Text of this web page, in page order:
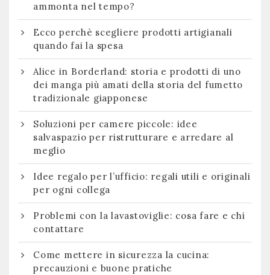
ammonta nel tempo?
Ecco perchè scegliere prodotti artigianali
quando fai la spesa
Alice in Borderland: storia e prodotti di uno
dei manga più amati della storia del fumetto
tradizionale giapponese
Soluzioni per camere piccole: idee
salvaspazio per ristrutturare e arredare al
meglio
Idee regalo per l’ufficio: regali utili e originali
per ogni collega
Problemi con la lavastoviglie: cosa fare e chi
contattare
Come mettere in sicurezza la cucina:
precauzioni e buone pratiche